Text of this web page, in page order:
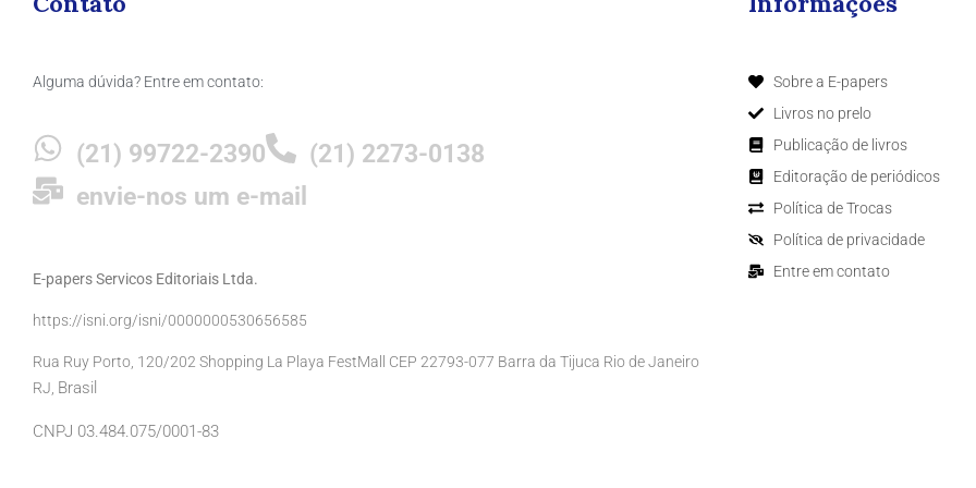
Alguma dúvida? Entre em contato:
(21) 99722-2390
(21) 2273-0138
envie-nos um e-mail
E-papers Servicos Editoriais Ltda.
https://isni.org/isni/0000000530656585
Rua Ruy Porto, 120/202 Shopping La Playa FestMall CEP 22793-077 Barra da Tijuca Rio de Janeiro
RJ, Brasil
CNPJ 03.484.075/0001-83
Sobre a E-papers
Livros no prelo
Publicação de livros
Editoração de periódicos
Política de Trocas
Política de privacidade
Entre em contato